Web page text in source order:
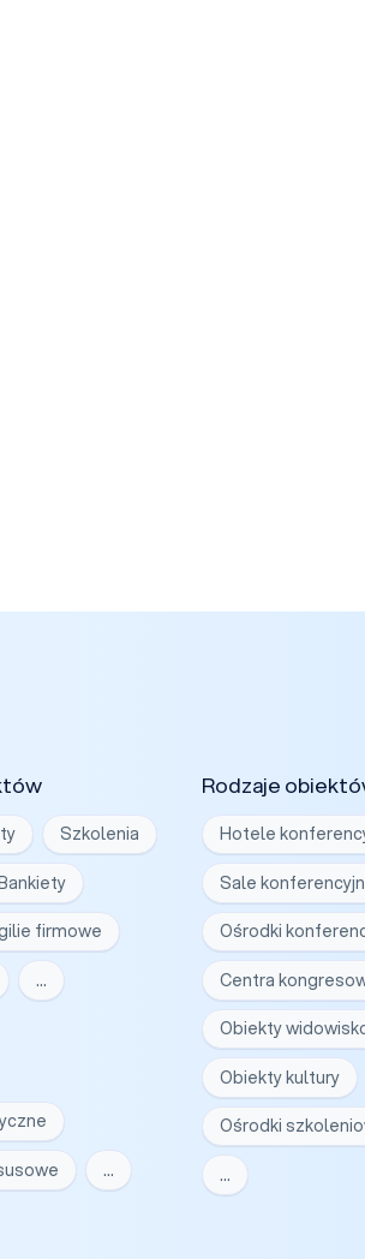
…
Szkolenia
firmowe
…
Rodzaje
Hotele
Sale
Ośrodki
Centra
Obiekty
Obiekty kultury
Ośrodki
…